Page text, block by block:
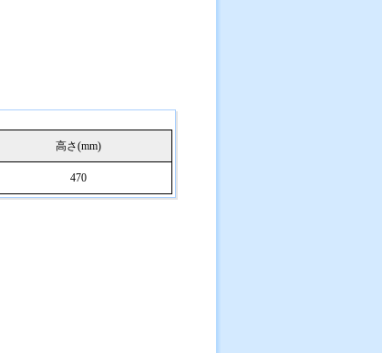
高さ(mm)
470